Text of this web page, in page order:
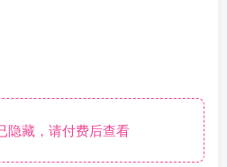
藏，请付费后查看